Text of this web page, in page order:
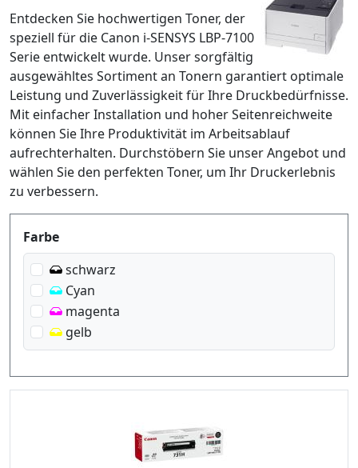
Entdecken Sie hochwertigen Toner, der
speziell für die Canon i-SENSYS LBP-7100
Serie entwickelt wurde. Unser sorgfältig
ausgewähltes Sortiment an Tonern garantiert optimale
Leistung und Zuverlässigkeit für Ihre Druckbedürfnisse.
Mit einfacher Installation und hoher Seitenreichweite
können Sie Ihre Produktivität im Arbeitsablauf
aufrechterhalten. Durchstöbern Sie unser Angebot und
wählen Sie den perfekten Toner, um Ihr Druckerlebnis
zu verbessern.
Produktfilter
Farbe
schwarz
Cyan
magenta
gelb